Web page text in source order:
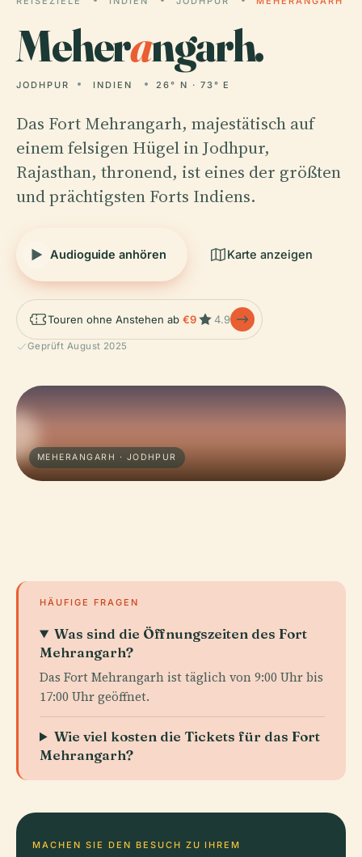
Meherangarh.
JODHPUR INDIEN 26° N · 73° E
Das Fort Mehrangarh, majestätisch auf
einem felsigen Hügel in Jodhpur,
Rajasthan, thronend, ist eines der größten
und prächtigsten Forts Indiens.
Audioguide anhören Karte anzeigen
Touren ohne Anstehen ab €9 4.9
Geprüft August 2025
MEHERANGARH · JODHPUR
HÄUFIGE FRAGEN
Was sind die Öffnungszeiten des Fort
Mehrangarh?
Das Fort Mehrangarh ist täglich von 9:00 Uhr bis
17:00 Uhr geöffnet.
Wie viel kosten die Tickets für das Fort
Mehrangarh?
MACHEN SIE DEN BESUCH ZU IHREM